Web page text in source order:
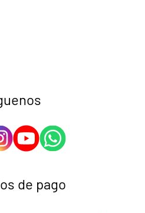
de pago